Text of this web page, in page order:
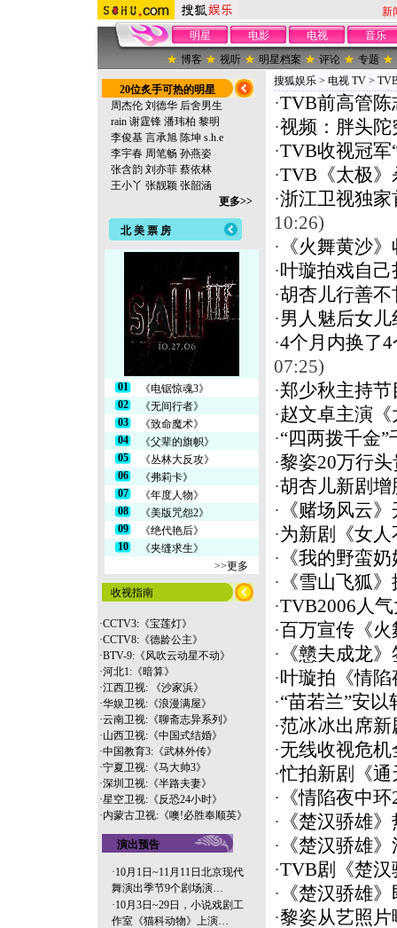
新
明星
电影 电视
音乐
博客
视听 明星档案 评论 专题
20位炙手可热的明星
周杰伦 刘德华 后舍男生
rain 谢霆锋 潘玮柏 黎明
李俊基 言承旭 陈坤 s.h.e
李宇春 周笔畅 孙燕姿
张含韵 刘亦菲 蔡依林
王小丫 张靓颖 张韶涵
更多>>
北 美 票 房
01
《电锯惊魂3》
02
《无间行者》
03
《致命魔术》
04
《父辈的旗帜》
05
《丛林大反攻》
06
《弗莉卡》
07
《年度人物》
08
《美版咒怨2》
09
《绝代艳后》
10
《夹缝求生》
>>更多
收视指南
·CCTV3:《宝莲灯》
·CCTV8:《德龄公主》
·BTV-9:《风吹云动星不动》
·河北1:《暗算》
·江西卫视: 《沙家浜》
·华娱卫视:《浪漫满屋》
·云南卫视:《聊斋志异系列》
·山西卫视:《中国式结婚》
·中国教育3:《武林外传》
·宁夏卫视:《马大帅3》
·深圳卫视:《半路夫妻》
·星空卫视:《反恐24小时》
·内蒙古卫视:《噢!必胜奉顺英》
演出预告
·10月1日~11月11日北京现代
舞演出季节9个剧场演…
·10月3日~29日，小说戏剧工
作室《猫科动物》上演…
搜狐娱乐 > 电视 TV >
·TVB前高管陈
·视频：胖头
·TVB收视冠军
·TVB《太极》
·浙江卫视独
10:26)
· 《火舞黄沙
·叶璇拍戏自
·胡杏儿行善
·男人魅后女儿
·4个月内换了
07:25)
·郑少秋主持
·赵文卓主演《
·“四两拨千金
·黎姿20万行
·胡杏儿新剧
· 《赌场风云
·为新剧《女
· 《我的野蛮
· 《雪山飞狐
·TVB2006人
·百万宣传《
· 《戆夫成龙
·叶璇拍《情
·“苗若兰”安
·范冰冰出席
·无线收视危
·忙拍新剧《通
· 《情陷夜中
· 《楚汉骄雄
· 《楚汉骄雄
·TVB剧《楚汉
· 《楚汉骄雄
·黎姿从艺照